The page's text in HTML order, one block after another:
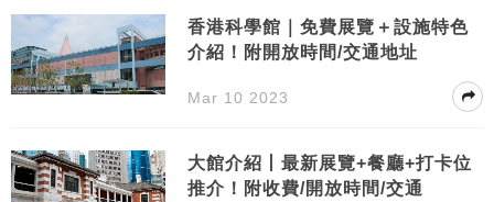
香港科學館｜免費展覽＋設施特色
介紹！附開放時間/交通地址
Mar 10 2023
大館介紹丨最新展覽+餐廳+打卡位
推介！附收費/開放時間/交通